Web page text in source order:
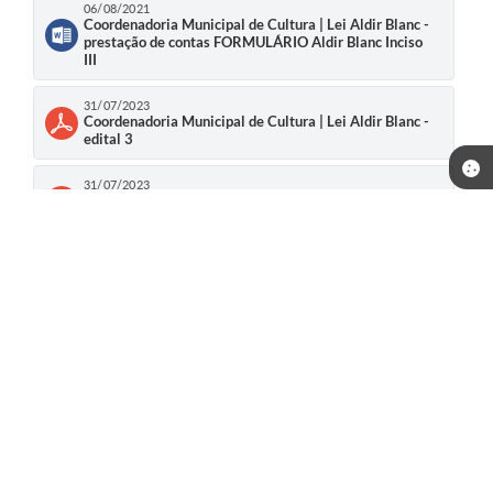
06/08/2021
Coordenadoria Municipal de Cultura | Lei Aldir Blanc -
prestação de contas FORMULÁRIO Aldir Blanc Inciso
III
31/07/2023
Coordenadoria Municipal de Cultura | Lei Aldir Blanc -
edital 3
31/07/2023